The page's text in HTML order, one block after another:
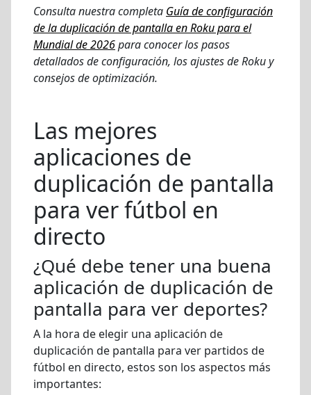
Consulta nuestra completa Guía de configuración
de la duplicación de pantalla en Roku para el
Mundial de 2026para conocer los pasos
detallados de configuración, los ajustes de Roku y
consejos de optimización.
Las mejores
aplicaciones de
duplicación de pantalla
para ver fútbol en
directo
¿Qué debe tener una buena
aplicación de duplicación de
pantalla para ver deportes?
A la hora de elegir una aplicación de
duplicación de pantalla para ver partidos de
fútbol en directo, estos son los aspectos más
importantes: